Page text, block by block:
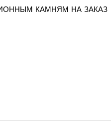
камням на заказ